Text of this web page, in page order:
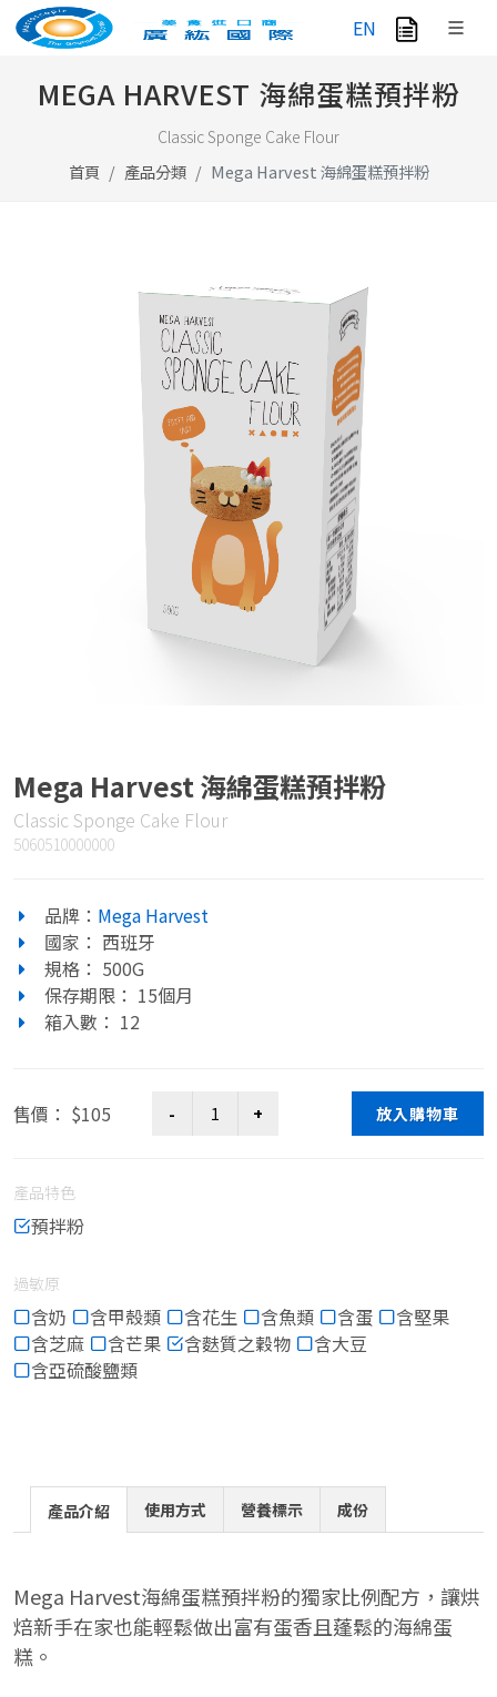
EN
MEGA HARVEST 海綿蛋糕預拌粉
Classic Sponge Cake Flour
首頁 產品分類 Mega Harvest 海綿蛋糕預拌粉
Mega Harvest 海綿蛋糕預拌粉
Classic Sponge Cake Flour
5060510000000
品牌： Mega Harvest
國家： 西班牙
規格： 500G
保存期限： 15個月
箱入數： 12
售價： $105 放入購物車
產品特色
預拌粉
過敏原
含奶 含甲殼類 含花生 含魚類 含蛋
含堅果
含芝麻
含芒果 含麩質之穀物
含大豆
含亞硫酸鹽類
產品介紹 使用方式 營養標示 成份
Mega Harvest海綿蛋糕預拌粉的獨家比例配方，讓烘
焙新手在家也能輕鬆做出富有蛋香且蓬鬆的海綿蛋
糕。